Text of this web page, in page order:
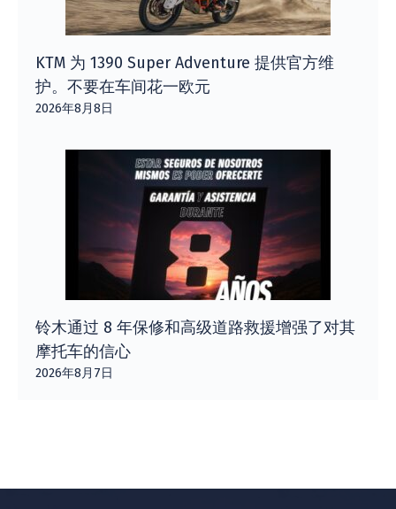
KTM 为 1390 Super Adventure 提供官方维
护。不要在车间花一欧元
2026年8月8日
铃木通过 8 年保修和高级道路救援增强了对其
摩托车的信心
2026年8月7日